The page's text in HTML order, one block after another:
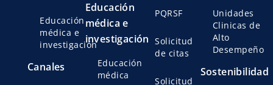
Educación
médica e
investigación
Canales
Educación
médica e
investigación
Educación
médica
PQRSF
Solicitud
de citas
Solicitud
Unidades
Clinicas de
Alto
Desempeño
Sostenibilidad